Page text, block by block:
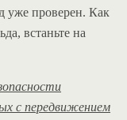
уже проверен. Как
встаньте на
с передвижением